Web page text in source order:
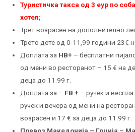
Туристичка такса од 3 еур по
хотел;
Трет возрасен на дополнително
Трето дете од 0-11,99 години 23€
Доплата за HB+ – бесплатни
од мени во ресторанот – 15 € на
деца до 11.99 г.
Доплата за – FB + – ручек и
ручек и вечера од мени на
возрасен и 17 € за деца до 11.99 г.